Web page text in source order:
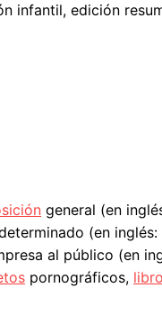
infantil, edición
general (en
(en inglés:
al público (en
pornográficos,